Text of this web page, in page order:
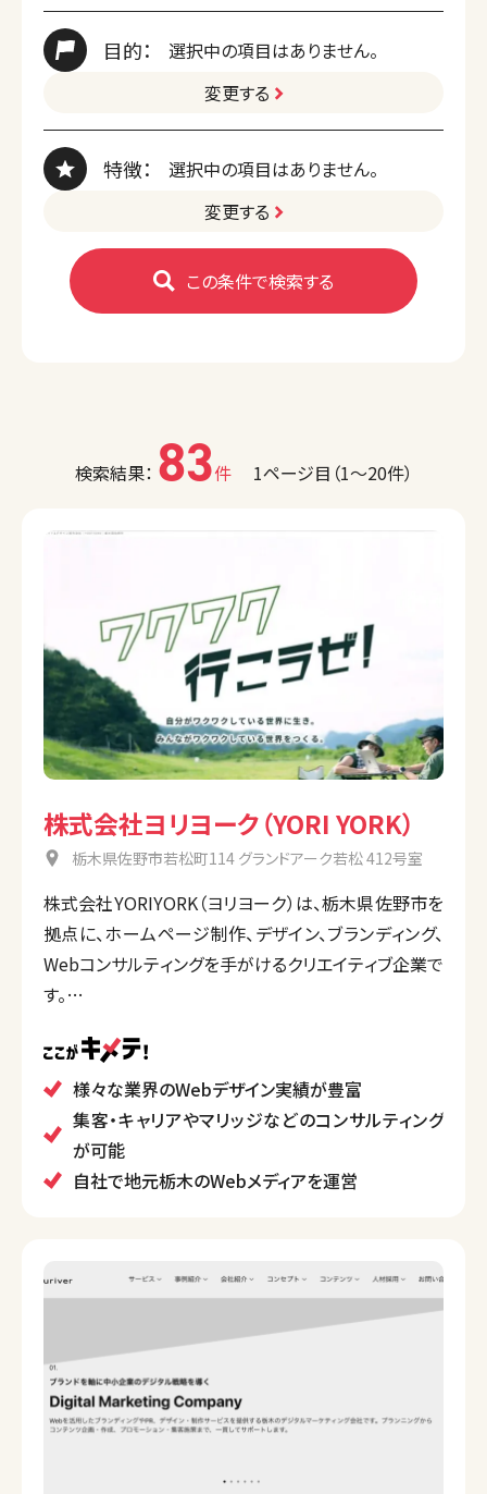
目的：
選択中の項目はありません。
変更する
特徴：
選択中の項目はありません。
変更する
この条件で検索する
検索結果： 83件 1ページ目（1〜20件）
株式会社ヨリヨーク（YORI YORK）
栃木県佐野市若松町114 グランドアーク若松 412号室
株式会社YORIYORK（ヨリヨーク）は、栃木県佐野市を
拠点に、ホームページ制作、デザイン、ブランディング、
Webコンサルティングを手がけるクリエイティブ企業で
す。
ンディングやマーケティング施策を総合的にサポート。
特に、クライアントとの密接なパートナーシップを重視
し、地元企業や団体を中心に、多様な業種のWebサイ
トやデザインプロジェクトを手掛けています。
様々な業界のWebデザイン実績が豊富
集客・キャリアやマリッジなどのコンサルティング
が可能
自社で地元栃木のWebメディアを運営